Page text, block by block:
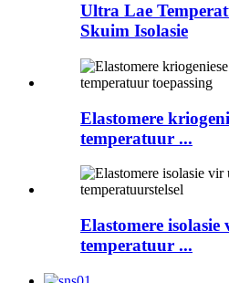
Ultra Lae
Skuim Isolasie
Elastomere
temperatuur ...
Elastomere
temperatuur ...